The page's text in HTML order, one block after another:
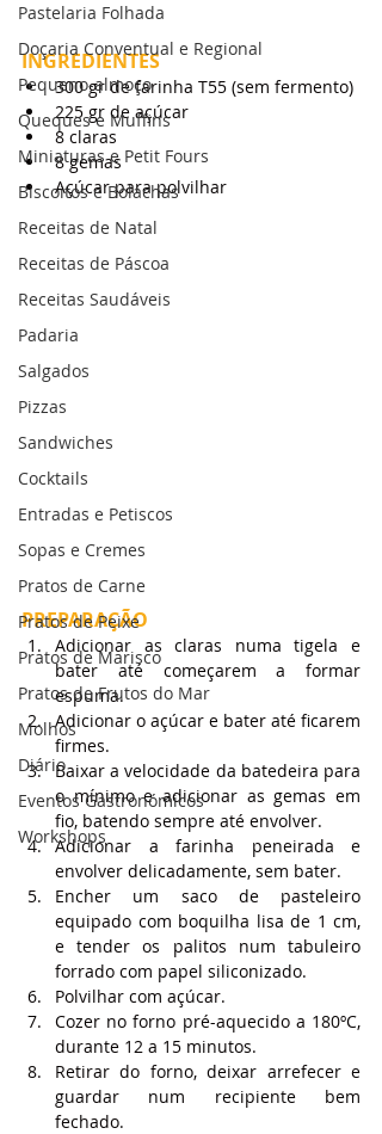
Pastelaria Folhada
Doçaria Conventual e Regional
Pequeno-almoço
Queques e Muffins
Miniaturas e Petit Fours
Biscoitos e Bolachas
Receitas de Natal
Receitas de Páscoa
Receitas Saudáveis
Padaria
Salgados
Pizzas
Sandwiches
Cocktails
Entradas e Petiscos
Sopas e Cremes
Pratos de Carne
Pratos de Peixe
Pratos de Marisco
Pratos de Frutos do Mar
Molhos
Diário
Eventos Gastronómicos
Workshops
INGREDIENTES
300 gr de farinha T55 (sem fermento)
225 gr de açúcar
8 claras
8 gemas
Açúcar para polvilhar
PREPARAÇÃO
Adicionar as claras numa tigela e
bater até começarem a formar
espuma.
Adicionar o açúcar e bater até ficarem
firmes.
Baixar a velocidade da batedeira para
o mínimo e adicionar as gemas em
fio, batendo sempre até envolver.
Adicionar a farinha peneirada e
envolver delicadamente, sem bater.
Encher um saco de pasteleiro
equipado com boquilha lisa de 1 cm,
e tender os palitos num tabuleiro
forrado com papel siliconizado.
Polvilhar com açúcar.
Cozer no forno pré-aquecido a 180ºC,
durante 12 a 15 minutos.
Retirar do forno, deixar arrefecer e
guardar num recipiente bem
fechado.